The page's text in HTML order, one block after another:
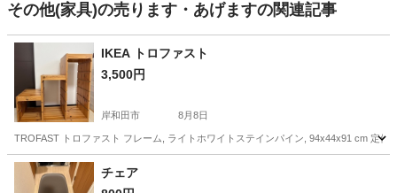
その他(家具)の売ります・あげますの関連記事
IKEA トロファスト
3,500円
岸和田市 8月8日
TROFAST トロファスト フレーム, ライトホワイトステインパイン, 94x44x91 cm 定
大阪 岸和田市 チェア